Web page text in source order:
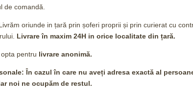
de comandă.
oriunde in țară prin șoferi proprii și prin curierat cu
Livrare în maxim 24H in orice localitate din țară.
pentru livrare anonimă.
În cazul în care nu aveți adresa exactă al
noi ne ocupăm de restul.